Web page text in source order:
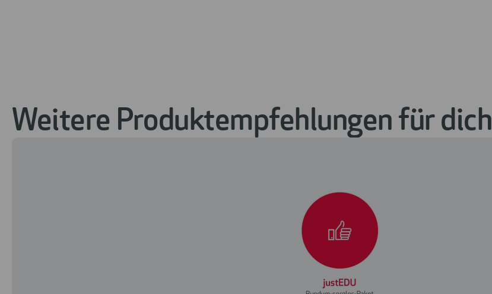
Weitere Produktempfehlungen für dich